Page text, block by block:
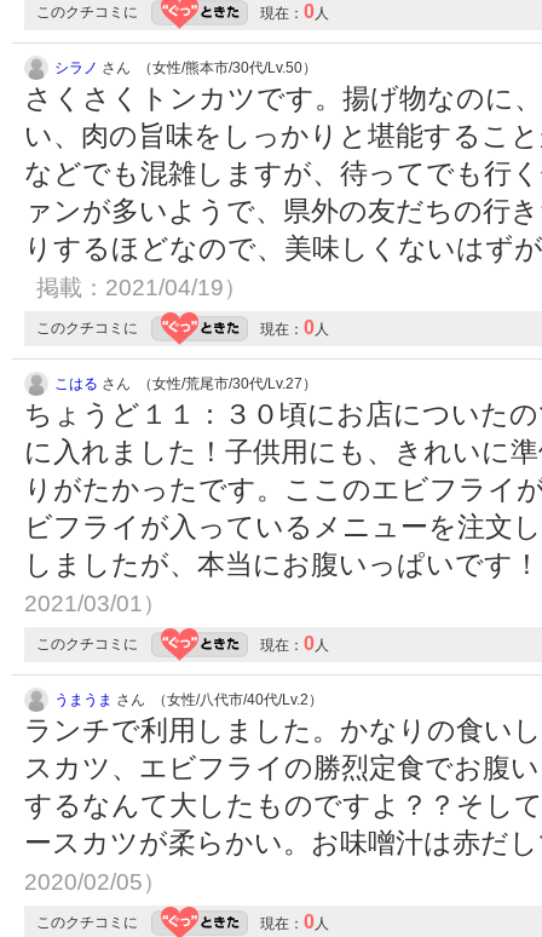
このクチコミに 現在： 0人
シラノ さん （女性/熊本市/30代/Lv.50）
さくさくトンカツです。揚げ物なのに
い、肉の旨味をしっかりと堪能するこ
などでも混雑しますが、待ってでも行
ァンが多いようで、県外の友だちの行
りするほどなので、美味しくないはず
掲載：2021/04/19）
このクチコミに 現在： 0人
こはる さん （女性/荒尾市/30代/Lv.27）
ちょうど１１：３０頃にお店についた
に入れました！子供用にも、きれいに
りがたかったです。ここのエビフライ
ビフライが入っているメニューを注文
しましたが、本当にお腹いっぱいです
2021/03/01）
このクチコミに 現在： 0人
うまうま さん （女性/八代市/40代/Lv.2）
ランチで利用しました。かなりの食い
スカツ、エビフライの勝烈定食でお腹
するなんて大したものですよ？？そし
ースカツが柔らかい。お味噌汁は赤だ
2020/02/05）
このクチコミに 現在： 0人